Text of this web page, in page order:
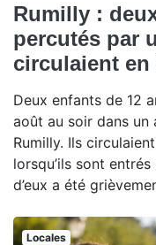
Rumilly :
percutés par
circulaient
Deux enfants de 12
août au soir dans un
Rumilly. Ils
lorsqu’ils sont
d’eux a été
Locales